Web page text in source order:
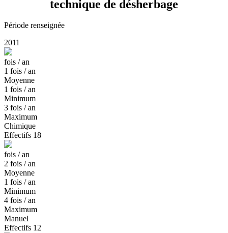
technique de désherbage
Période renseignée
2011
fois / an
1 fois / an
Moyenne
1 fois / an
Minimum
3 fois / an
Maximum
Chimique
Effectifs 18
fois / an
2 fois / an
Moyenne
1 fois / an
Minimum
4 fois / an
Maximum
Manuel
Effectifs 12